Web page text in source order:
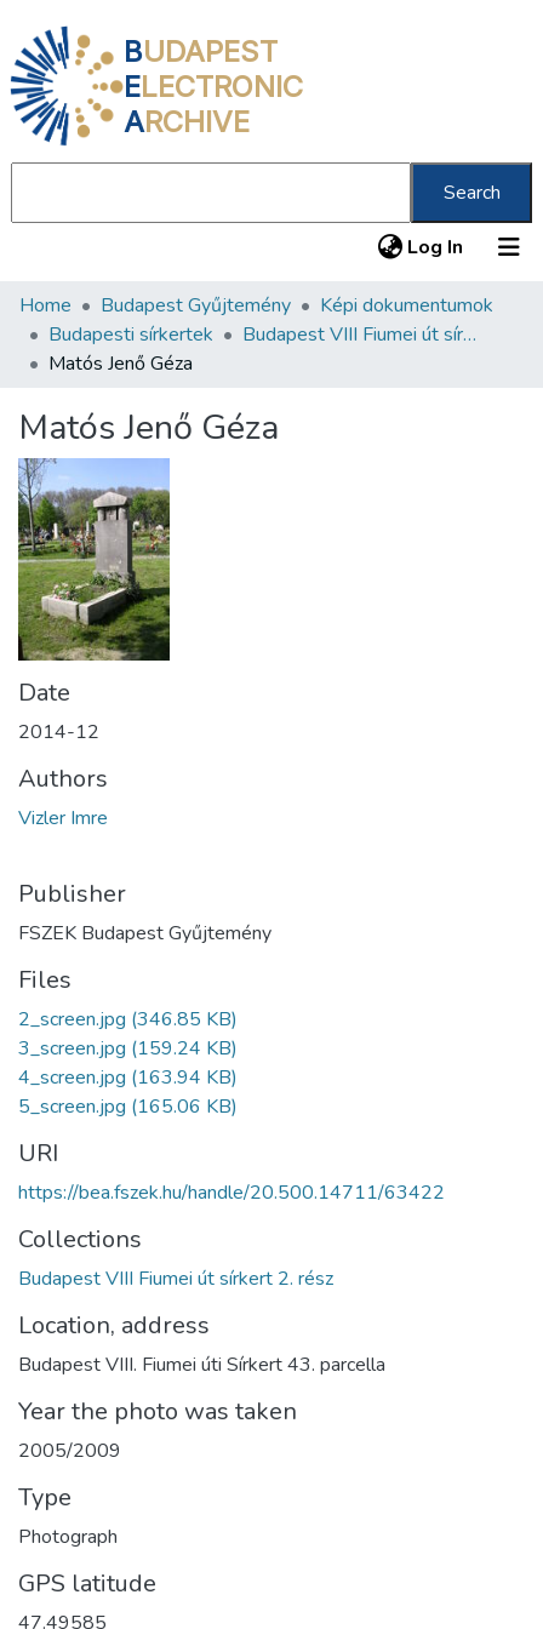
BUDAPEST
ELECTRONIC
ARCHIVE
Search
Log In (current)
Communities & Collections
All of DSpace
About us
Home Budapest Gyűjtemény
Képi dokumentumok
Budapesti sírkertek
Budapest VIII Fiumei út sírkert 2. rész
Matós Jenő Géza
Matós Jenő Géza
Date
2014-12
Authors
Vizler Imre
Publisher
FSZEK Budapest Gyűjtemény
Files
2_screen.jpg (346.85 KB)
3_screen.jpg (159.24 KB)
4_screen.jpg (163.94 KB)
5_screen.jpg (165.06 KB)
URI
https://bea.fszek.hu/handle/20.500.14711/63422
Collections
Budapest VIII Fiumei út sírkert 2. rész
Location, address
Budapest VIII. Fiumei úti Sírkert 43. parcella
Year the photo was taken
2005/2009
Type
Photograph
GPS latitude
47.49585